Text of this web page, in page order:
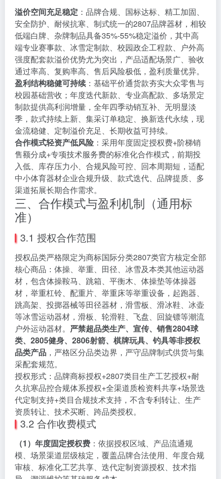
溢价空间充足稳定 ：品牌合规、国标达标、精工加固、
安全防护、耐候抗寒、制式统一的2807品牌器材，相较
低端白牌、杂牌制品具备35%-55%稳定溢价，其中高
端专业赛事款、冰雪定制款、校园政企工程款、户外高
强度配套款溢价优势尤为突出，产品适配场景广、验收
通过率高、复购率高、售后风险极低，盈利质量优异。
盈利结构稳健可持续 ：基础平价通货款夯实大众零售与
校园基础营收；年度迭代新款、专业高配款、多场景定
制款提供高利润增量，全年四季动销互补、无明显淡
季，款式持续上新、集采订单稳定、换新迭代永续，现
金流稳健、定制溢价充足、长期收益可持续。
合作模式轻资产低风险：采用年度固定授权费+阶梯销
售额分成+专项技术服务费的标准化合作模式，前期投
入低、库存压力小、合规风险可控、回本周期短，适配
中小体育器材企业合规升级、款式迭代、品牌提质、多
渠道拓展长期合作需求。
三、合作模式与盈利机制（通用标
准）
3.1 授权合作范围
授权品类严格限定为商标国际分类2807类官方核定全部
核心商品：体操、举重、田径、冰雪及本类其他运动器
材，包含体操鞍马、跳箱、平衡木、体操垫等体操器
材，举重杠铃、配重片、举重床等举重设备，起跑器、
跳高架、投掷器械等田径器材，滑雪板、滑冰鞋、冰壶
等冰雪运动器材，滑板、轮滑鞋、飞盘、回旋镖等潮流
户外运动器材。 严禁超品类生产、宣传、销售2804球
类、2805健身、2806射箭、棋牌玩具、钓具等非授权
品类产品 ，严格区分品类边界，严守品牌制式供货与集
采配套规范。
授权形式：品牌商标授权+2807类目生产工艺授权+耐
久抗寒品控合规体系授权+全渠道质检资料共享+场景迭
代定制支持+类目合规技术支持，不含专利转让、生产
资质转让、技术买断、跨品类授权。
3.2 合作收费模式
（1）年度固定授权费 ：依据授权区域、产品流通规
模、场景渠道层级核定，覆盖品牌合法使用、年度合规
审核、标准化工艺共享、迭代定制资源授权、技术指